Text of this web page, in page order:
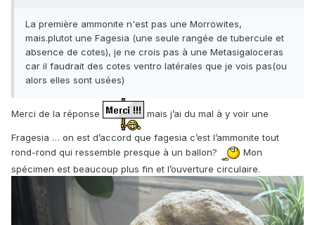
La première ammonite n'est pas une Morrowites,
mais.plutot une Fagesia (une seule rangée de tubercule et
absence de cotes), je ne crois pas à une Metasigaloceras
car il faudrait des cotes ventro latérales que je vois pas(ou
alors elles sont usées)
Merci de la réponse mais j’ai du mal à y voir une
Fragesia … on est d’accord que fagesia c’est l’ammonite tout
rond-rond qui ressemble presque à un ballon?
Mon
spécimen est beaucoup plus fin et l’ouverture circulaire.